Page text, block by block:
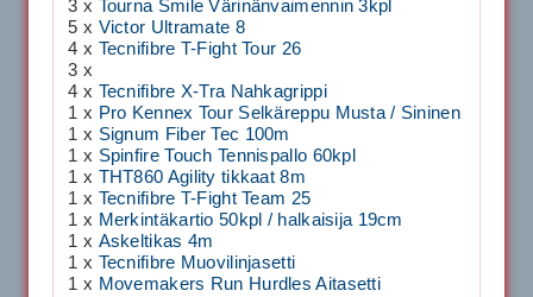
3 x Tourna Smile Värinänvaimennin 3kpl
5 x Victor Ultramate 8
4 x Tecnifibre T-Fight Tour 26
3 x
4 x Tecnifibre X-Tra Nahkagrippi
1 x Pro Kennex Tour Selkäreppu Musta / Sininen
1 x Signum Fiber Tec 100m
1 x Spinfire Touch Tennispallo 60kpl
1 x THT860 Agility tikkaat 8m
1 x Tecnifibre T-Fight Team 25
1 x Merkintäkartio 50kpl / halkaisija 19cm
1 x Askeltikas 4m
1 x Tecnifibre Muovilinjasetti
1 x Movemakers Run Hurdles Aitasetti